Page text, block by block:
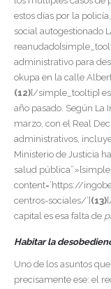
estos días por la
social autogestionado
administrativo para
okupa en la calle
(12)[/simple_tooltip]
año pasado. Según La
marzo, con el Real
administrativos,
Ministerio de Justicia
salud
content=’https://
centros-sociales/’](13)
capital es esa falta de
Habitar la
Uno de los asuntos
precisamente ese: el